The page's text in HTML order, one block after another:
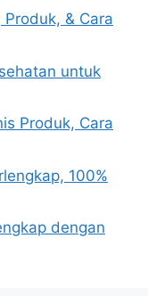
& Cara
untuk
Produk, Cara
100%
dengan